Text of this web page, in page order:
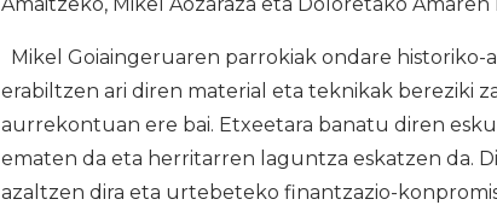
Mikel Goiaingeruaren parrokiak ondare
erabiltzen ari diren material eta teknikak bereziki
aurrekontuan ere bai. Etxeetara banatu diren
ematen da eta herritarren laguntza eskatzen da.
azaltzen dira eta urtebeteko finantzazio-